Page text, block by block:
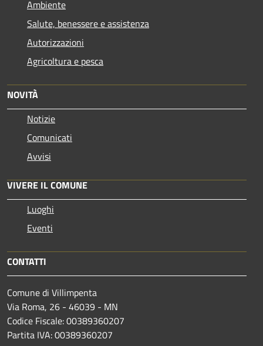
Ambiente
Salute, benessere e assistenza
Autorizzazioni
Agricoltura e pesca
NOVITÀ
Notizie
Comunicati
Avvisi
VIVERE IL COMUNE
Luoghi
Eventi
CONTATTI
Comune di Villimpenta
Via Roma, 26 - 46039 - MN
Codice Fiscale: 00389360207
Partita IVA: 00389360207